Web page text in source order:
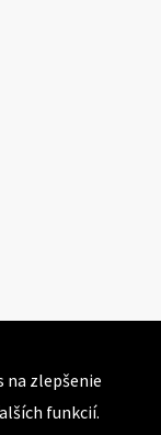
na zlepšenie
funkcií.